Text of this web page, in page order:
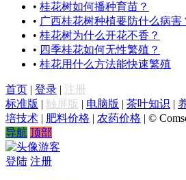
• 桂花树如何播种育苗？
• 广西桂花树种植要防什么病害
• 桂花树为什么开花不香？
• 四季桂花如何无性繁殖？
• 桂花用什么方法能快速繁殖
首页 | 登录 | 注册
标准版 | 触屏版 | 电脑版 | 茶叶知识 |
培技术 | 肥料价格 | 农药价格 | ©
导航 顶部
游客
登陆 注册